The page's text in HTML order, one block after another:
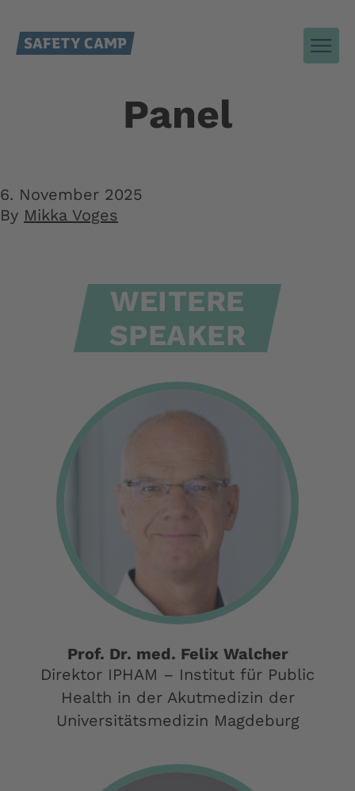
Panel
6. November 2025
By Mikka Voges
WEITERE
SPEAKER
Prof. Dr. med. Felix Walcher
Direktor IPHAM – Institut für Public
Health in der Akutmedizin der
Universitätsmedizin Magdeburg